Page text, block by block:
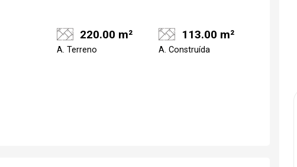
220.00 m²
A. Terreno
113.00 m²
A. Construída